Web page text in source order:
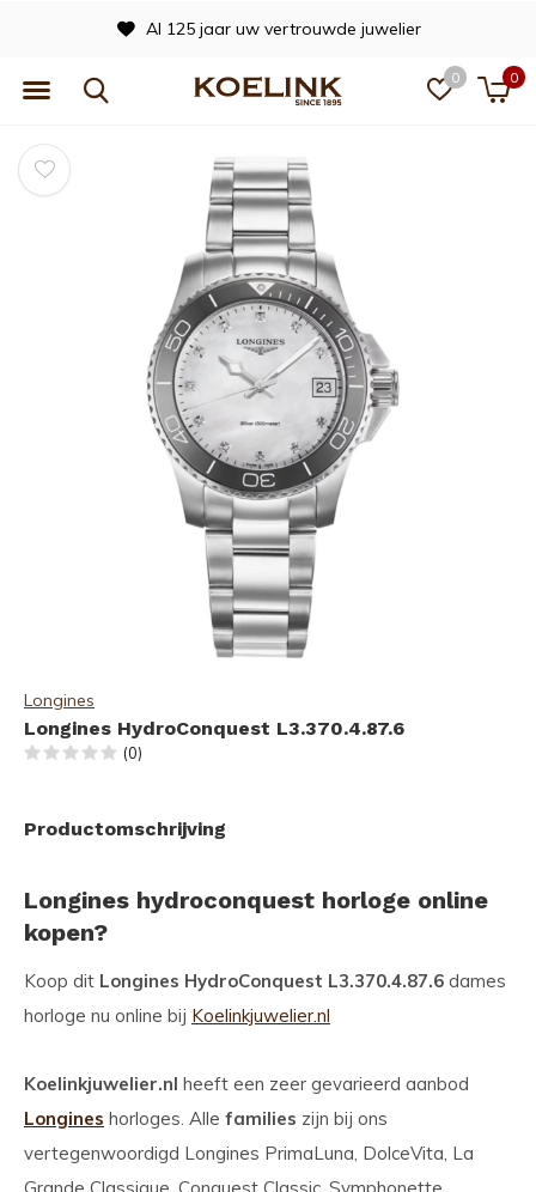
0 0
Al 125 jaar uw vertrouwde juwelier
Longines
Longines HydroConquest L3.370.4.87.6
(0)
Productomschrijving
Longines hydroconquest horloge online
kopen?
Koop dit Longines HydroConquest L3.370.4.87.6 dames
horloge nu online bij Koelinkjuwelier.nl
Koelinkjuwelier.nl heeft een zeer gevarieerd aanbod
Longines horloges. Alle families zijn bij ons
vertegenwoordigd Longines PrimaLuna, DolceVita, La